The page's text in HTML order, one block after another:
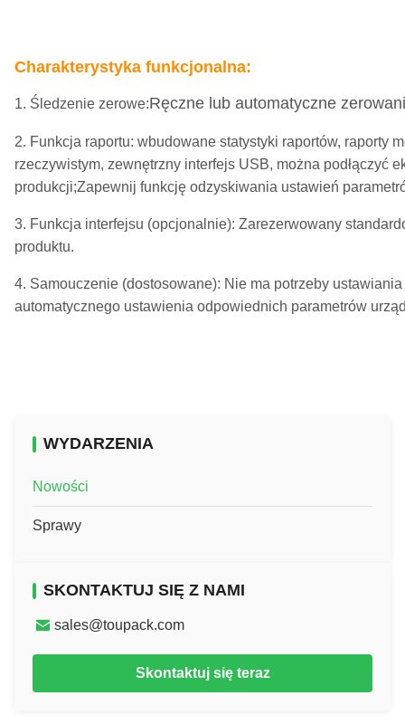
Charakterystyka funkcjonalna:
1. Śledzenie zerowe:Ręczne lub automatyczne
2. Funkcja raportu: wbudowane statystyki raportów, raporty
rzeczywistym, zewnętrzny interfejs USB, można podłączyć
produkcji;Zapewnij funkcję odzyskiwania ustawień
3. Funkcja interfejsu (opcjonalnie): Zarezerwowany
produktu.
4. Samouczenie (dostosowane): Nie ma potrzeby
automatycznego ustawienia odpowiednich parametrów
WYDARZENIA
Nowości
Sprawy
SKONTAKTUJ SIĘ Z NAMI
sales@toupack.com
Skontaktuj się teraz